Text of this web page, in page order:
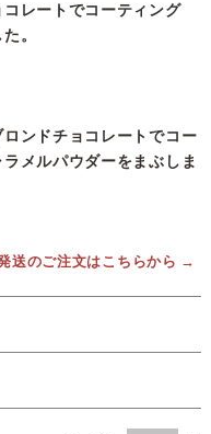
レートでコーティング
。
ンドチョコレートでコー
メルパウダーをまぶしま
送のご注文はこちらから →